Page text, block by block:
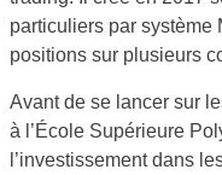
particuliers par système
positions sur plusieurs
Avant de se lancer sur
à l’École Supérieure
l’investissement dans